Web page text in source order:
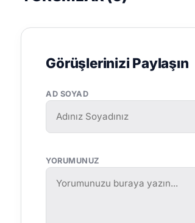
Görüşlerinizi Paylaşın
AD SOYAD
YORUMUNUZ